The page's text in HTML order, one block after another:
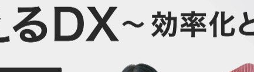
受注管理
スタッフ管理
自動釣銭機
マルチ決